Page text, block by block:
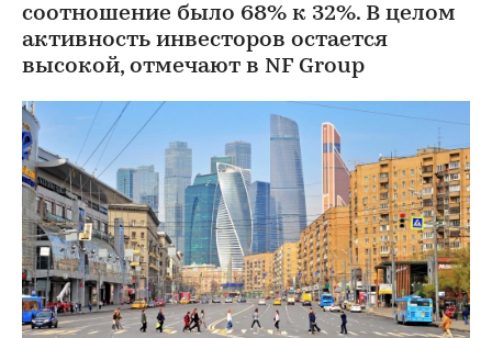
соотношение было 68% к 32%. В целом
активность инвесторов остается
высокой, отмечают в NF Group